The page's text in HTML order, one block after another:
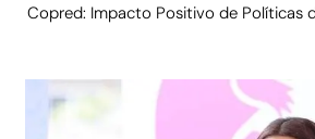
Copred: Impacto Positivo de Políticas